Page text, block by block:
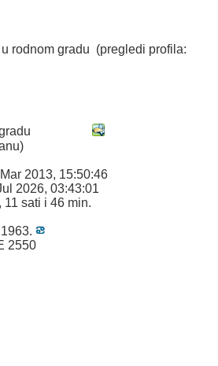
rodnom gradu (pregledi profila:
2013, 15:50:46
2026, 03:43:01
11 sati i 46 min.
2550